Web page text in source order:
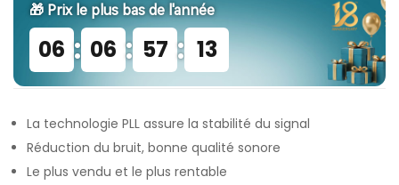
🎁 Prix ​​le plus bas de l'année
06 : 06 : 57 : 12
La technologie PLL assure la stabilité du signal
Réduction du bruit, bonne qualité sonore
Le plus vendu et le plus rentable